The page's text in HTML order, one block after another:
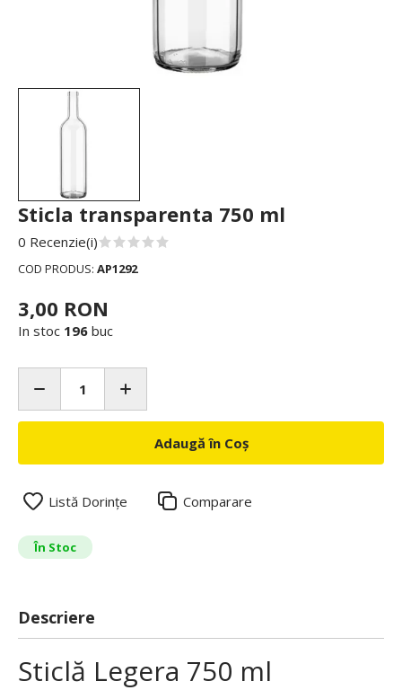
Sticla transparenta 750 ml
0 Recenzie(i)
COD PRODUS: AP1292
3,00 RON
In stoc 196 buc
Adaugă în Coș
Listă Dorințe Comparare
În Stoc
Descriere
Sticlă Legera 750 ml